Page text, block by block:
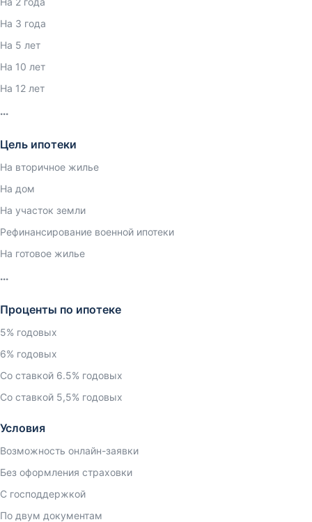
На 3 года
На 5 лет
На 10 лет
На 12 лет
Цель ипотеки
На вторичное жилье
На дом
На участок земли
Рефинансирование военной ипотеки
На готовое жилье
Проценты по ипотеке
5% годовых
6% годовых
Со ставкой 6.5% годовых
Со ставкой 5,5% годовых
Условия
Возможность онлайн-заявки
Без оформления страховки
С господдержкой
По двум документам